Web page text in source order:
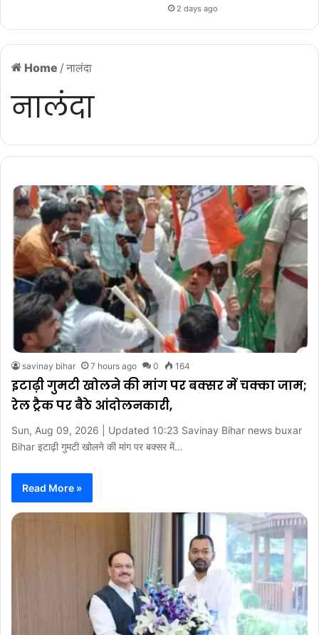
Home / नालंदा
नालंदा
savinay bihar 7 hours ago 0 164
इटाढ़ी गुमटी खोलने की मांग पर बक्सर में चक्का जाम;
रेल ट्रैक पर बैठे आंदोलनकारी,
Sun, Aug 09, 2026 | Updated 10:23 Savinay Bihar news buxar
Bihar इटाढ़ी गुमटी खोलने की मांग पर बक्सर में…
Read More »
2 days ago